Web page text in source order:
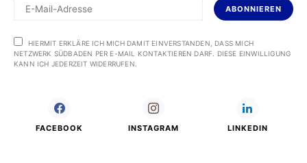
ABONNIEREN
HIERMIT ERKLÄRE ICH MICH DAMIT EINVERSTANDEN, DASS MICH
NETZWERK SÜDBADEN PER E-MAIL KONTAKTIEREN DARF. DIESE EINWILLIGUNG
KANN ICH JEDERZEIT WIDERRUFEN.
FACEBOOK INSTAGRAM LINKEDIN